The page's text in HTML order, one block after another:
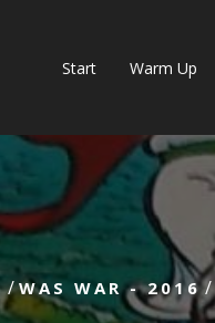
Start Warm Up
/WAS WAR - 2016/